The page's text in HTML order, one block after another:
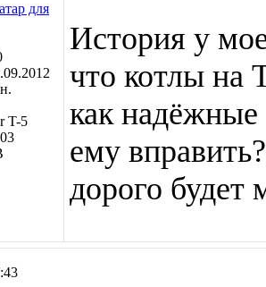
T-5
История у
что котлы на
как
ему
дорого будет